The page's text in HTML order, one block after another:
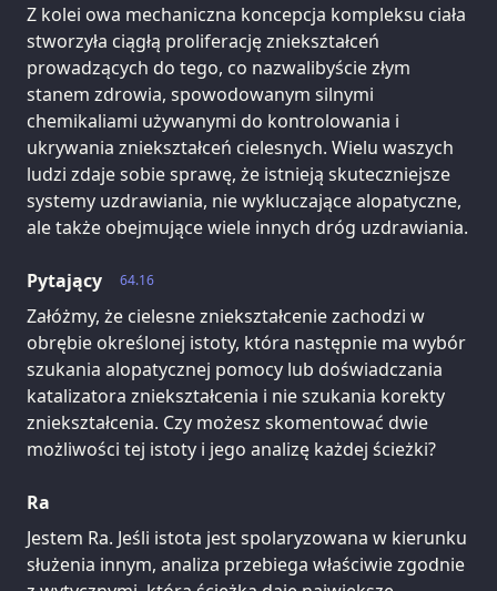
Z kolei owa mechaniczna koncepcja kompleksu ciała
stworzyła ciągłą proliferację zniekształceń
prowadzących do tego, co nazwalibyście złym
stanem zdrowia, spowodowanym silnymi
chemikaliami używanymi do kontrolowania i
ukrywania zniekształceń cielesnych. Wielu waszych
ludzi zdaje sobie sprawę, że istnieją skuteczniejsze
systemy uzdrawiania, nie wykluczające alopatyczne,
ale także obejmujące wiele innych dróg uzdrawiania.
64.16
Pytający
Załóżmy, że cielesne zniekształcenie zachodzi w
obrębie określonej istoty, która następnie ma wybór
szukania alopatycznej pomocy lub doświadczania
katalizatora zniekształcenia i nie szukania korekty
zniekształcenia. Czy możesz skomentować dwie
możliwości tej istoty i jego analizę każdej ścieżki?
Ra
Jestem Ra. Jeśli istota jest spolaryzowana w kierunku
służenia innym, analiza przebiega właściwie zgodnie